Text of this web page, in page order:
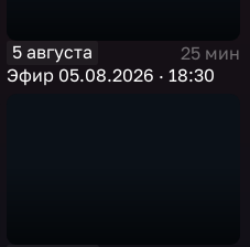
5 августа
25 мин
Эфир 05.08.2026 · 18:30